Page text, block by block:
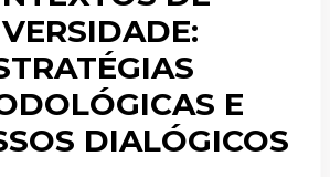
E
DIALÓGICOS